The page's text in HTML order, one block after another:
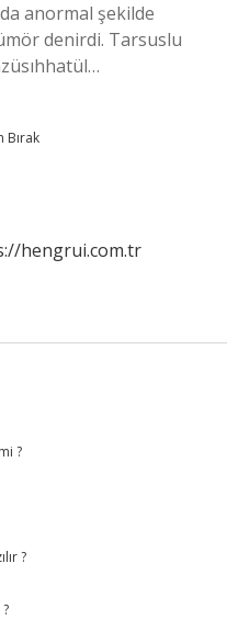
anormal şekilde
denirdi. Tarsuslu
Bırak
hengrui.com.tr
?
?